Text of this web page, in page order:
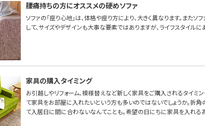
腰痛持ちの方にオススメの硬めソファ
ソファの「座り心地」は、体格や座り方により、大きく異なります。また
して、サイズやデザインも大事な要素ではありますが、ライフスタイル
家具の購入タイミング
お引越しやリフォーム、模様替えなど新しく家具をご購入されるタイミ
て家具をお部屋に入れたいという方も多いのではないでしょうか。折角
て入居日に間に合わないなんてことも。希望の日にちに家具を入れる